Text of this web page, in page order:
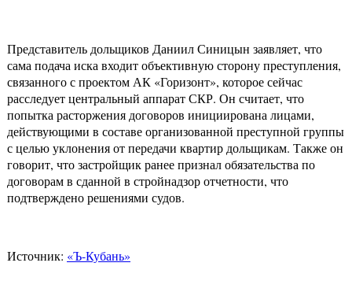
Представитель дольщиков Даниил Синицын заявляет, что
сама подача иска входит объективную сторону преступления,
связанного с проектом АК «Горизонт», которое сейчас
расследует центральный аппарат СКР. Он считает, что
попытка расторжения договоров инициирована лицами,
действующими в составе организованной преступной группы
с целью уклонения от передачи квартир дольщикам. Также он
говорит, что застройщик ранее признал обязательства по
договорам в сданной в стройнадзор отчетности, что
подтверждено решениями судов.
Источник: «Ъ-Кубань»